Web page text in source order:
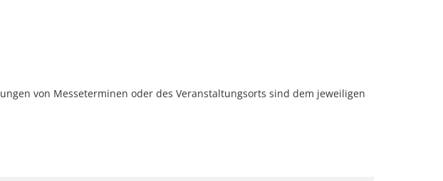
von Messeterminen oder des Veranstaltungsorts sind dem jeweiligen